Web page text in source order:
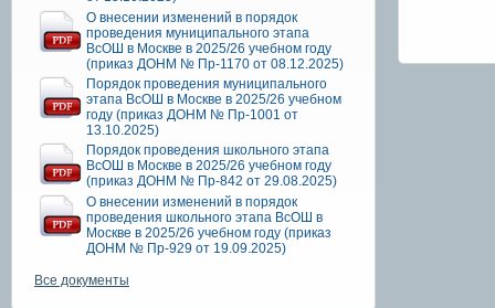
О внесении изменений в порядок
проведения муниципального этапа
ВсОШ в Москве в 2025/26 учебном году
(приказ ДОНМ № Пр-1170 от 08.12.2025)
Порядок проведения муниципального
этапа ВсОШ в Москве в 2025/26 учебном
году (приказ ДОНМ № Пр-1001 от
13.10.2025)
Порядок проведения школьного этапа
ВсОШ в Москве в 2025/26 учебном году
(приказ ДОНМ № Пр-842 от 29.08.2025)
О внесении изменений в порядок
проведения школьного этапа ВсОШ в
Москве в 2025/26 учебном году (приказ
ДОНМ № Пр-929 от 19.09.2025)
Все документы